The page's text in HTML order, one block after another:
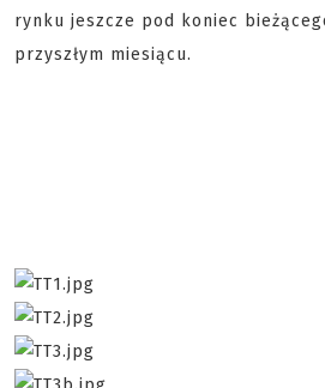
rynku jeszcze pod koniec
przyszłym miesiącu.